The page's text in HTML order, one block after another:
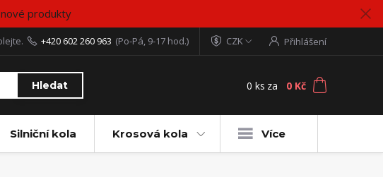
produkty
CZK Přihlášení
Hledat
+420 602 260 963 (Po-Pá, 9-17 hod.)
0 ks za 0 Kč
Silniční kola Krosová kola Více